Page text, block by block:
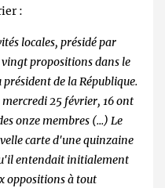
:
locales, présidé par
propositions dans le
de la République.
25 février, 16 ont
onze membres (...) Le
carte d'une quinzaine
entendait initialement
oppositions à tout